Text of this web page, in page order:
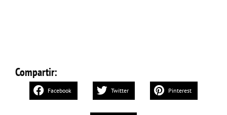
Compartir:
Facebook Twitter Pinterest